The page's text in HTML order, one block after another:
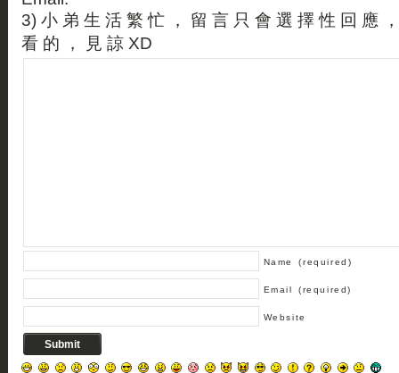
3) 小 弟 生 活 繁 忙 ， 留 言 只 會 選 擇 性 回 應
看 的 ， 見 諒 XD
Name (required)
Email (required)
Website